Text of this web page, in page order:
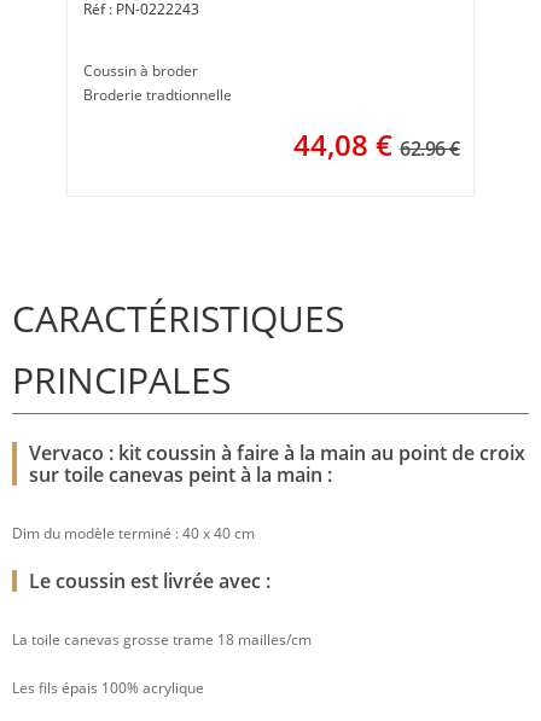
PN-0222243
Coussin à broder
Broderie tradtionnelle
44,08 € 62.96 €
CARACTÉRISTIQUES
PRINCIPALES
Vervaco : kit coussin à faire à la main au point de croix
sur toile canevas peint à la main :
Dim du modèle terminé : 40 x 40 cm
Le coussin est livrée avec :
La toile canevas grosse trame 18 mailles/cm
Les fils épais 100% acrylique